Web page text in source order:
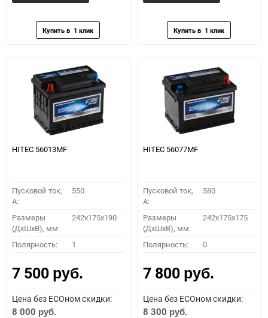
HITEC 56013MF
Пусковой ток,
A:
550
Размеры
(ДхШхВ), мм:
242x175x190
Полярность: 1
7 500 руб.
Цена без ECOном скидки:
8 000 руб.
HITEC 56077MF
Пусковой ток,
A:
580
Размеры
(ДхШхВ), мм:
242x175x175
Полярность: 0
7 800 руб.
Цена без ECOном скидки:
8 300 руб.